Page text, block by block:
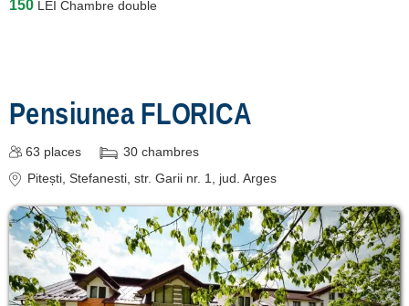
150 LEI Chambre double
Pensiunea FLORICA
63 places 30 chambres
Pitești, Stefanesti, str. Garii nr. 1, jud. Arges
contact